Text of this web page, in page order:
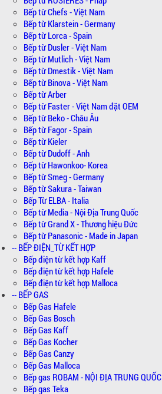
Bếp từ Chefs - Việt Nam
Bếp từ Klarstein - Germany
Bếp từ Lorca - Spain
Bếp từ Dusler - Việt Nam
Bếp từ Mutlich - Việt Nam
Bếp từ Dmestik - Việt Nam
Bếp từ Binova - Việt Nam
Bếp từ Arber
Bếp từ Faster - Việt Nam đặt OEM
Bếp từ Beko - Châu Âu
Bếp từ Fagor - Spain
Bếp từ Kieler
Bếp từ Dudoff - Anh
Bếp từ Hawonkoo- Korea
Bếp từ Smeg - Germany
Bếp từ Sakura - Taiwan
Bếp Từ ELBA - Italia
Bếp từ Media - Nội Địa Trung Quốc
Bếp từ Grand X - Thương hiệu Đức
Bếp từ Panasonic - Made in Japan
-- BẾP ĐIỆN_TỪ KẾT HỢP
Bếp điện từ kết hợp Kaff
Bếp điện từ kết hợp Hafele
Bếp điện từ kết hợp Malloca
-- BẾP GAS
Bếp Gas Hafele
Bếp Gas Bosch
Bếp Gas Kaff
Bếp Gas Kocher
Bếp Gas Canzy
Bếp Gas Malloca
Bếp gas ROBAM - NỘI ĐỊA TRUNG QUỐC
Bếp gas Teka